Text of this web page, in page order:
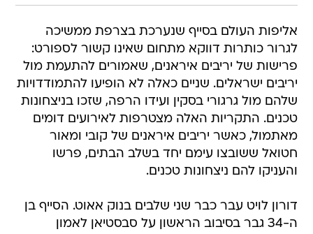
אליפות העולם בסייף שנערכת בצרפת ממשיכה
לגרור כותרות דווקא מתחום שאינו קשור לספורט:
פרישות של יריבים איראנים, שאמורים להתעמת מול
יריבים ישראלים. שניים כאלה לא הופיעו להתמודדויות
שלהם מול גרגורי בסקין ועידו הרפה, שזכו בניצחונות
טכנים. התקריות האלה מצטרפות לאירועים דומים
מאתמול, כאשר יריבים איראנים של קובי ומאור
חטואל ששובצו עימם יחד בשלב הבתים, פרשו
והעניקו להם ניצחונות טכנים.
דורון לויט עבר כבר שני שלבים בנוק אאוט. הסייף בן
ה-34 גבר בסיבוב הראשון על סבסטיאן לאמון